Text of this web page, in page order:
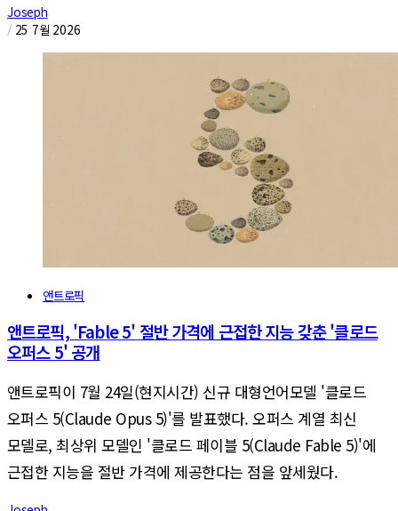
Joseph
/ 25 7월 2026
앤트로픽
앤트로픽, 'Fable 5' 절반 가격에 근접한 지능 갖춘 '클로드
오퍼스 5' 공개
앤트로픽이 7월 24일(현지시간) 신규 대형언어모델 '클로드
오퍼스 5(Claude Opus 5)'를 발표했다. 오퍼스 계열 최신
모델로, 최상위 모델인 '클로드 페이블 5(Claude Fable 5)'에
근접한 지능을 절반 가격에 제공한다는 점을 앞세웠다.